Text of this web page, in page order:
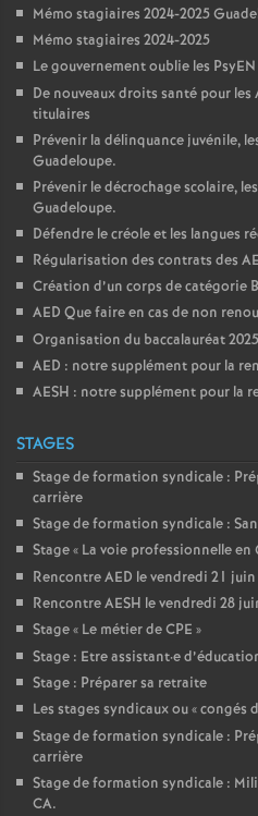
Mémo stagiaires 2024-2025
Mémo stagiaires 2024-2025
Le gouvernement oublie les PsyEN
De nouveaux droits santé pour les
titulaires
Prévenir la délinquance juvénile,
Guadeloupe.
Prévenir le décrochage scolaire,
Guadeloupe.
Défendre le créole et les langues
Régularisation des contrats des
Création d’un corps de catégorie
AED Que faire en cas de non
Organisation du baccalauréat 2025
AED : notre supplément pour la
AESH : notre supplément pour la
STAGES
Stage de formation syndicale :
carrière
Stage de formation syndicale :
Stage « La voie professionnelle en
Rencontre AED le vendredi 21 juin
Rencontre AESH le vendredi 28
Stage « Le métier de CPE »
Stage : Etre assistant·e
Stage : Préparer sa retraite
Les stages syndicaux ou «congés
Stage de formation syndicale :
carrière
Stage de formation syndicale :
CA.